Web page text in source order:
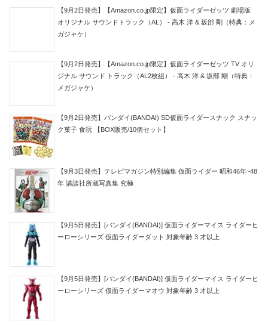
【9月2日発売】【Amazon.co.jp限定】仮面ライダーゼッツ 劇場版
オリジナル サウンドトラック（AL） - 高木 洋 & 坂部 剛（特典：メ
ガジャケ）
【9月2日発売】【Amazon.co.jp限定】仮面ライダーゼッツ TV オリ
ジナル サウンド トラック（AL2枚組） - 高木 洋 & 坂部 剛（特典：
メガジャケ）
【9月2日発売】バンダイ(BANDAI) SD仮面ライダースナック スナッ
ク菓子 食玩 【BOX販売/10個セット】
【9月3日発売】テレビマガジン特別編集 仮面ライダー 昭和46年~48
年 講談社所蔵写真集 究極
【9月5日発売】[バンダイ(BANDAI)] 仮面ライダーマイス ライダーヒ
ーローシリーズ 仮面ライダーダット 対象年齢 3 才以上
【9月5日発売】[バンダイ(BANDAI)] 仮面ライダーマイス ライダーヒ
ーローシリーズ 仮面ライダーマオウ 対象年齢 3 才以上